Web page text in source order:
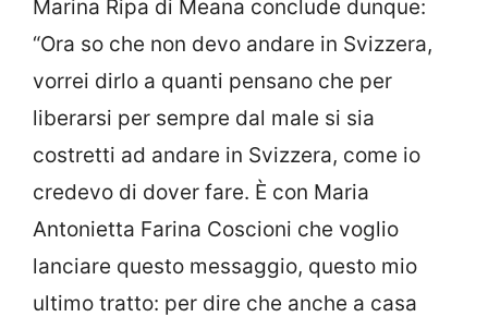
Marina Ripa di Meana conclude dunque:
“Ora so che non devo andare in Svizzera,
vorrei dirlo a quanti pensano che per
liberarsi per sempre dal male si sia
costretti ad andare in Svizzera, come io
credevo di dover fare. È con Maria
Antonietta Farina Coscioni che voglio
lanciare questo messaggio, questo mio
ultimo tratto: per dire che anche a casa